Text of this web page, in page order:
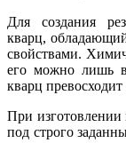
Для создания
кварц,
свойствами.
его можно лишь в
кварц превосходит
При изготовлении
под строго